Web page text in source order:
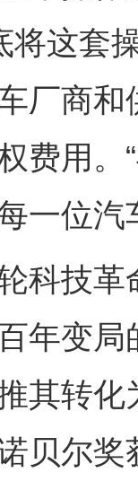
将这套
厂商
费用
一位汽
技革
年变局
其转化
贝尔